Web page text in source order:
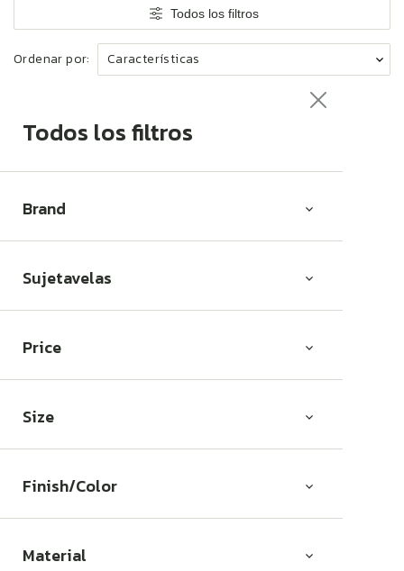
ó
n
Todos los filtros
Ordenar por:
Todos los filtros
Brand
Sujetavelas
Price
Size
Finish/Color
Material